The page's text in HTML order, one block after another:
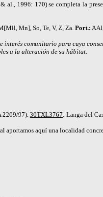
& al., 1996: 170) se completa la
Mn], So, Te, V, Z, Za. Port.:
interés comunitario para cuya
a la alteración de su hábitat.
2209/97). 30TXL3767: Langa del
aportamos aquí una localidad